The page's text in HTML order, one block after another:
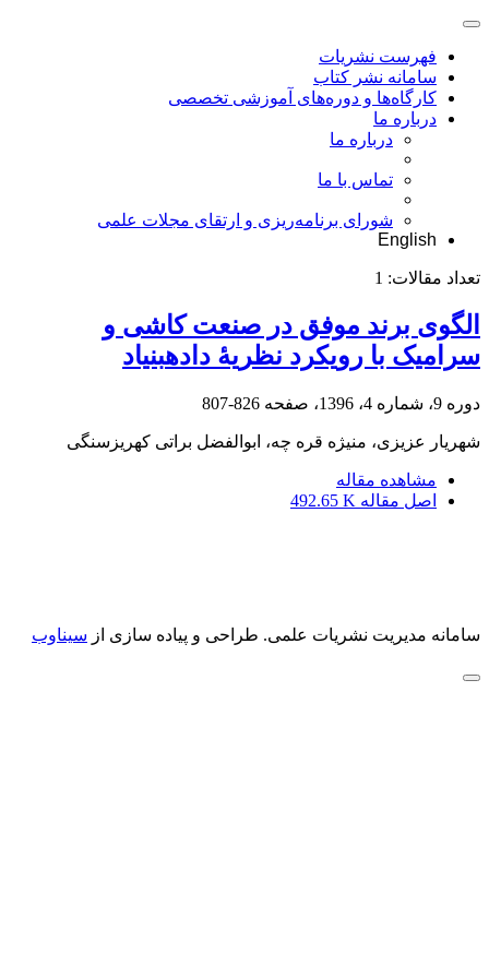
فهرست نشریات
سامانه نشر کتاب
کارگاه‌ها و دوره‌های آموزشی تخصصی
درباره ما
درباره ما
تماس با ما
شورای برنامه‌ریزی و ارتقای مجلات علمی
English
تعداد مقالات: 1
الگوی برند موفق در صنعت کاشی و
سرامیک با رویکرد نظریۀ داده‎بنیاد
دوره 9، شماره 4، 1396، صفحه 826-807
شهریار عزیزی، منیژه قره چه، ابوالفضل براتی کهریزسنگی
مشاهده مقاله
اصل مقاله 492.65 K
سامانه مدیریت نشریات علمی. طراحی و پیاده سازی از سیناوب